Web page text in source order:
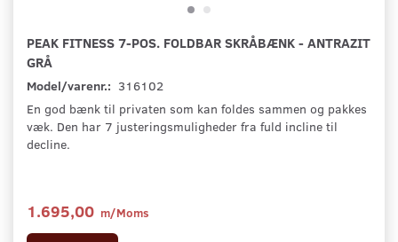
PEAK FITNESS 7-POS. FOLDBAR SKRÅBÆNK - ANTRAZIT
GRÅ
Model/varenr.: 316102
En god bænk til privaten som kan foldes sammen og pakkes
væk. Den har 7 justeringsmuligheder fra fuld incline til
decline.
1.695,00 m/Moms